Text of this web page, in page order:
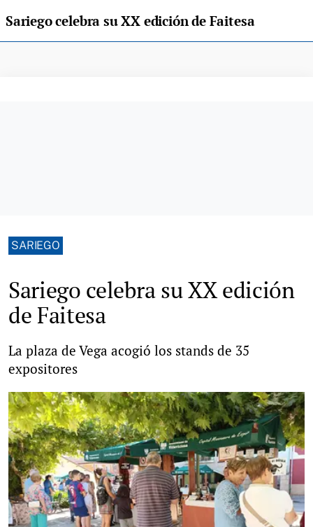
Sariego celebra su XX edición de Faitesa
SARIEGO
Sariego celebra su XX edición
de Faitesa
La plaza de Vega acogió los stands de 35
expositores